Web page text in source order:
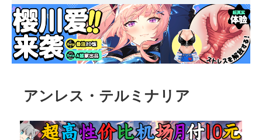
小组
KF Online
アンレス・テルミナリア